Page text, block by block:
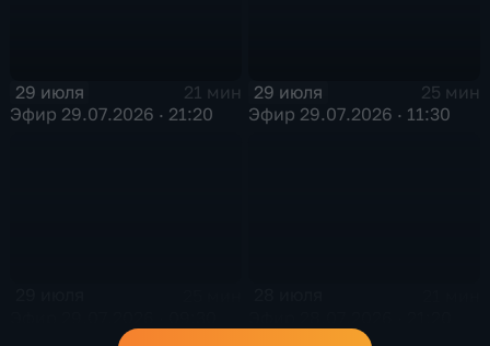
29 июля
21 мин
Эфир 29.07.2026 · 21:20
29 июля
25 мин
Эфир 29.07.2026 · 11:30